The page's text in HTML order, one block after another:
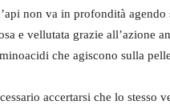
non va in profondità
e vellutata grazie all’azione
che agiscono sulla
accertarsi che lo stesso